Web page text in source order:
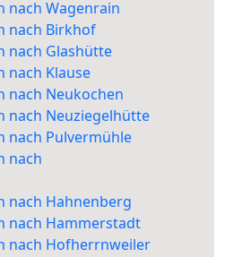
nach Wagenrain
nach Birkhof
nach Glashütte
nach Klause
nach Neukochen
nach Neuziegelhütte
nach Pulvermühle
nach
nach Hahnenberg
nach Hammerstadt
nach Hofherrnweiler